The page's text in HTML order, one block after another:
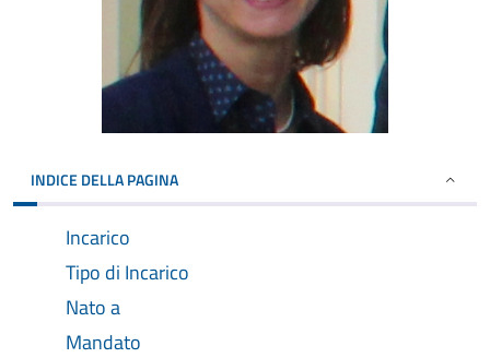
INDICE DELLA PAGINA
Incarico
Tipo di Incarico
Nato a
Mandato